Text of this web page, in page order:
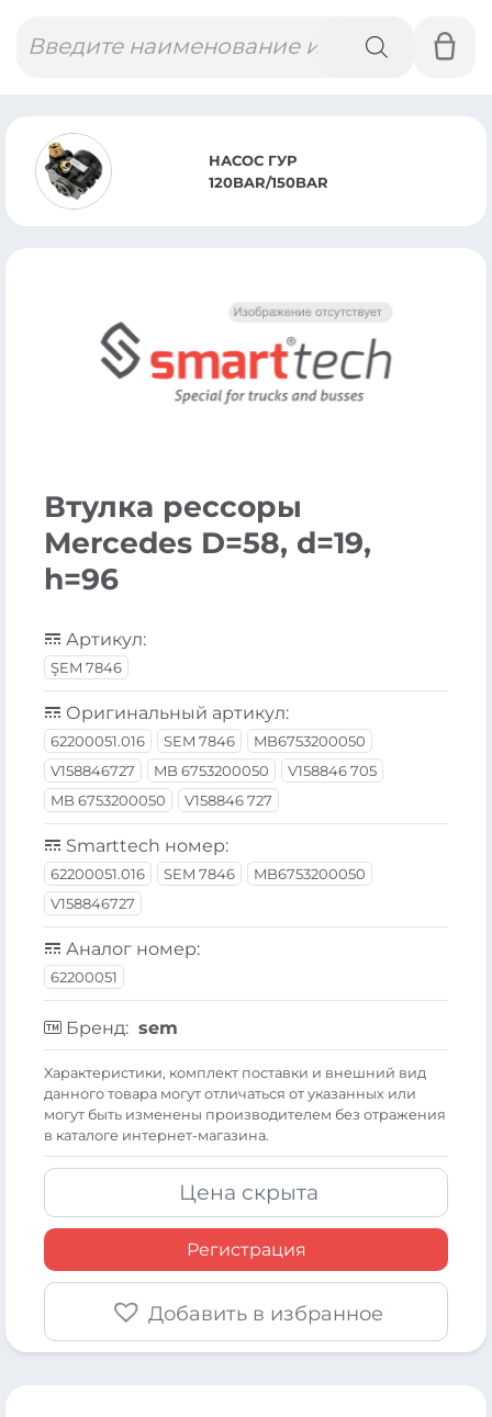
товаров
НАСОС ГУР
120BAR/150BAR
Втулка рессоры
Mercedes D=58, d=19,
h=96
Артикул:
ŞEM 7846
Оригинальный артикул:
62200051.016 SEM 7846
MB6753200050
V158846727
MB 6753200050
V158846 705
MB 6753200050
V158846 727
Smarttech номер:
62200051.016 SEM 7846
MB6753200050
V158846727
Аналог номер:
62200051
Бренд: sem
Xарактеристики, комплект поставки и внешний вид
данного товара могут отличаться от указанных или
могут быть изменены производителем без отражения
в каталоге интернет-магазина.
Цена скрыта
Регистрация
Добавить в избранное